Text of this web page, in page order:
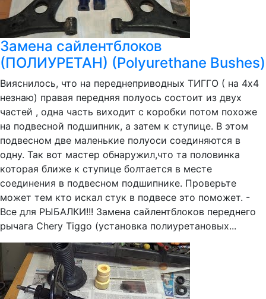
Замена сайлентблоков
(ПОЛИУРЕТАН) (Polyurethane Bushes)
Вияснилось, что на переднеприводных ТИГГО ( на 4х4
незнаю) правая передняя полуось состоит из двух
частей , одна часть виходит с коробки потом похоже
на подвесной подшипник, а затем к ступице. В этом
подвесном две маленькие полуоси соединяются в
одну. Так вот мастер обнаружил,что та половинка
которая ближе к ступице болтается в месте
соединения в подвесном подшипнике. Проверьте
может тем кто искал стук в подвесе это поможет. -
Все для РЫБАЛКИ!!! Замена сайлентблоков переднего
рычага Chery Tiggo (установка полиуретановых...